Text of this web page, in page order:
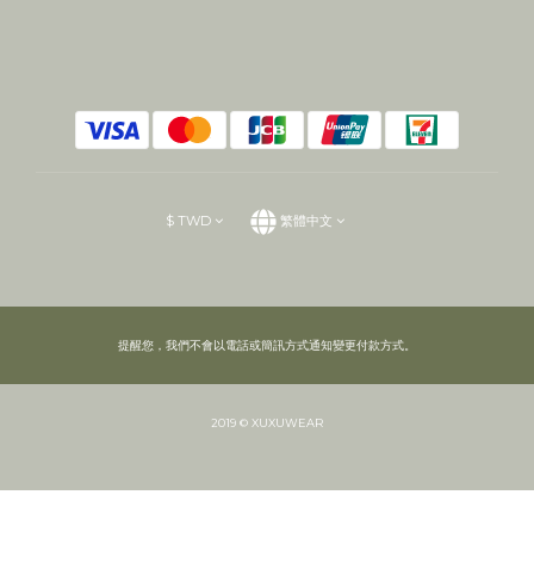
$ TWD 繁體中文
提醒您，我們不會以電話或簡訊方式通知變更付款方式。
2019 © XUXUWEAR